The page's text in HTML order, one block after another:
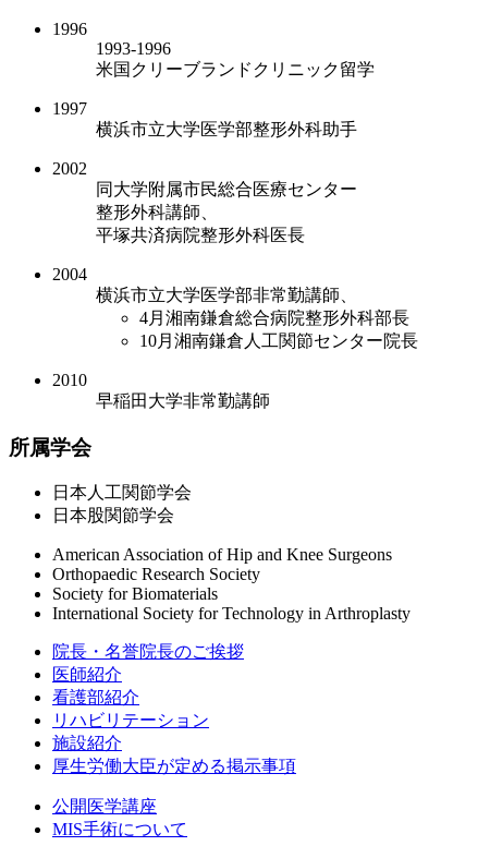
1996
1993-1996
米国クリーブランドクリニック留学
1997
横浜市立大学医学部整形外科助手
2002
同大学附属市民総合医療センター
整形外科講師、
平塚共済病院整形外科医長
2004
横浜市立大学医学部非常勤講師、
4月 湘南鎌倉総合病院整形外科部長
10月 湘南鎌倉人工関節センター院長
2010
早稲田大学非常勤講師
所属学会
日本人工関節学会
日本股関節学会
American Association of Hip and Knee Surgeons
Orthopaedic Research Society
Society for Biomaterials
International Society for Technology in Arthroplasty
院長・名誉院長のご挨拶
医師紹介
看護部紹介
リハビリテーション
施設紹介
厚生労働大臣が定める掲示事項
公開医学講座
MIS手術について